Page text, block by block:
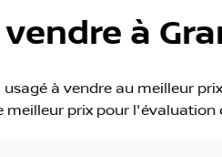
à
usagé à vendre au meilleur
prix pour